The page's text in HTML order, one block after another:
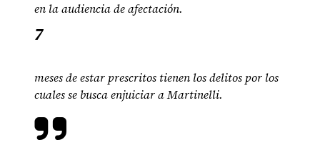
en la audiencia de afectación.
7
meses de estar prescritos tienen los delitos por los
cuales se busca enjuiciar a Martinelli.